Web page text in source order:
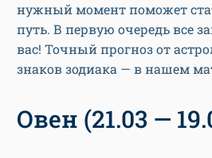
нужный момент поможет
путь. В первую очередь все
вас! Точный прогноз от
знаков зодиака — в нашем
Овен (21.03 —